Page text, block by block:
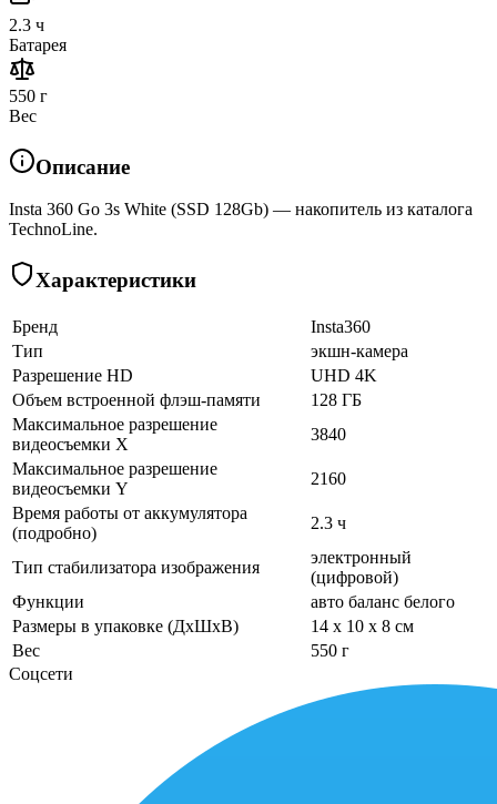
2.3 ч
Батарея
550 г
Вес
Описание
Insta 360 Go 3s White (SSD 128Gb) — накопитель из каталога
TechnoLine.
Характеристики
Бренд
Insta360
Тип
экшн-камера
Разрешение HD
UHD 4K
Объем встроенной флэш-памяти
128 ГБ
Максимальное разрешение
видеосъемки X
3840
Максимальное разрешение
видеосъемки Y
2160
Время работы от аккумулятора
(подробно)
2.3 ч
Тип стабилизатора изображения
электронный
(цифровой)
Функции
авто баланс белого
Размеры в упаковке (ДхШхВ)
14 x 10 x 8 см
Вес
550 г
Соцсети